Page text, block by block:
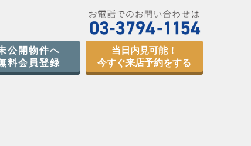
公開物件へ
料会員登録
当日内見可能！
今すぐ来店予約をする